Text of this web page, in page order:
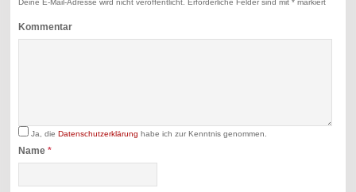
Deine E-Mail-Adresse wird nicht veröffentlicht. Erforderliche Felder sind mit* markiert
Kommentar
Ja, dieDatenschutzerklärung habe ich zur Kenntnis genommen.
Name*